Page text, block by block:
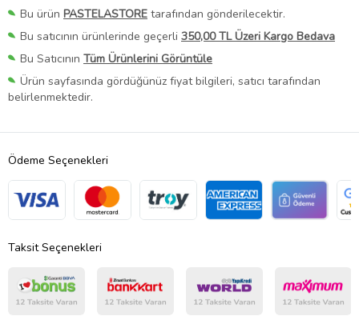
Bu ürün PASTELASTORE tarafından gönderilecektir.
Bu satıcının ürünlerinde geçerli 350,00 TL Üzeri Kargo Bedava
Bu Satıcının Tüm Ürünlerini Görüntüle
Ürün sayfasında gördüğünüz fiyat bilgileri, satıcı tarafından
belirlenmektedir.
Ödeme Seçenekleri
Taksit Seçenekleri